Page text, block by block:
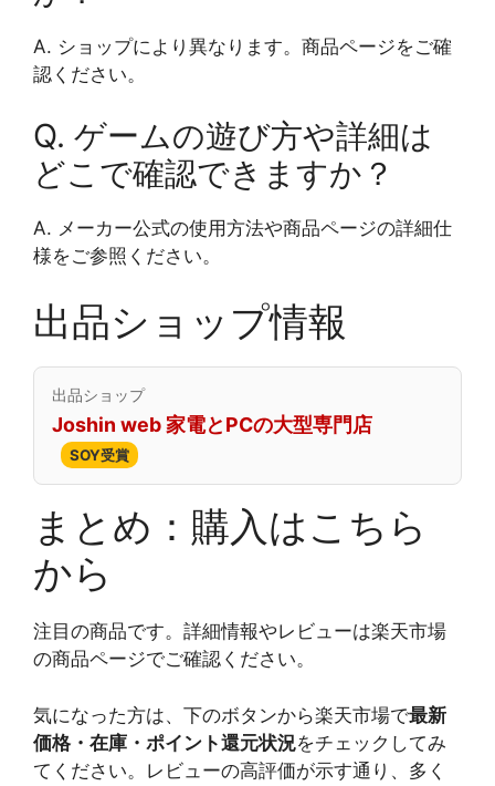
A. ショップにより異なります。商品ページをご確
認ください。
Q. ゲームの遊び方や詳細は
どこで確認できますか？
A. メーカー公式の使用方法や商品ページの詳細仕
様をご参照ください。
出品ショップ情報
出品ショップ
Joshin web 家電とPCの大型専門店
SOY受賞
まとめ：購入はこちら
から
注目の商品です。詳細情報やレビューは楽天市場
の商品ページでご確認ください。
気になった方は、下のボタンから楽天市場で最新
価格・在庫・ポイント還元状況をチェックしてみ
てください。レビューの高評価が示す通り、多く